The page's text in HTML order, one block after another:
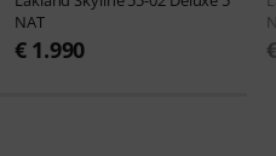
NAT
€ 1.990